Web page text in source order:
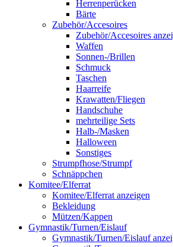
Herrenperücken
Bärte
Zubehör/Accesoires
Zubehör/Accesoires
Waffen
Sonnen-/Brillen
Schmuck
Taschen
Haarreife
Krawatten/Fliegen
Handschuhe
mehrteilige Sets
Halb-/Masken
Halloween
Sonstiges
Strumpfhose/Strumpf
Schnäppchen
Komitee/Elferrat
Komitee/Elferrat anzeigen
Bekleidung
Mützen/Kappen
Gymnastik/Turnen/Eislauf
Gymnastik/Turnen/Eislauf